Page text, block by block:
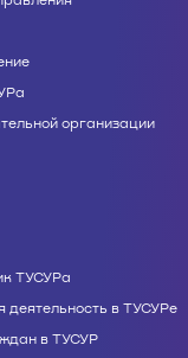
организации
ТУСУРа
деятельность в ТУСУРе
в ТУСУР